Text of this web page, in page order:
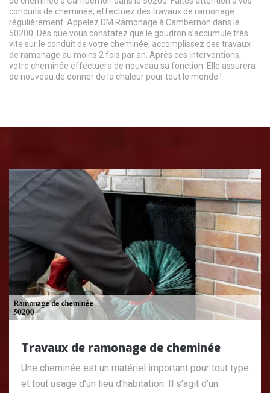
conduits de cheminée, effectuez des travaux de ramonage
régulièrement. Appelez DM Ramonage à Cambernon dans le
50200. Dès que vous constatez que le goudron s’accumule très
vite sur le conduit de votre cheminée, accomplissez des travaux
de ramonage au moins 2 fois par an. Après ces interventions,
votre cheminée effectuera de nouveau sa fonction. Elle assurera
de nouveau de donner de la chaleur pour tout le monde !
Travaux de ramonage de cheminée
Une cheminée est un matériel important pour tout type
et tout usage d’un lieu d’habitation. Il s’agit d’un